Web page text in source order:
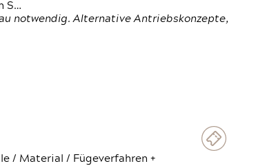
S…
notwendig. Alternative Antriebskonzepte,
/ Material / Fügeverfahren +